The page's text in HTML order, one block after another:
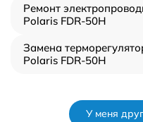
Ремонт
Polaris FDR-50H
Замена
Polaris FDR-50H
У меня